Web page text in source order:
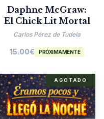
Daphne McGraw:
El Chick Lit Mortal
Carlos Pérez de Tudela
15.00€ PRÓXIMAMENTE
AGOTADO